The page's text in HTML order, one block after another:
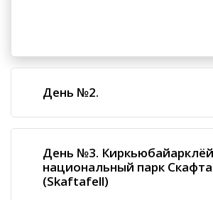
День №2.
День №3.
национальный парк
(Skaftafell)